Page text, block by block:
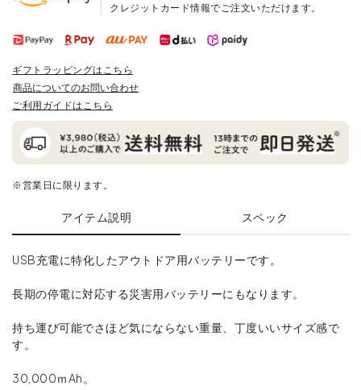
クレジットカード情報でご注文いただけます。
ギフトラッピングはこちら
商品についてのお問い合わせ
ご利用ガイドはこちら
※営業日に限ります。
アイテム説明 スペック
USB充電に特化したアウトドア用バッテリーです。
長期の停電に対応する災害用バッテリーにもなります。
持ち運び可能でさほど気にならない重量、丁度いいサイズ感で
す。
30,000ｍAh。